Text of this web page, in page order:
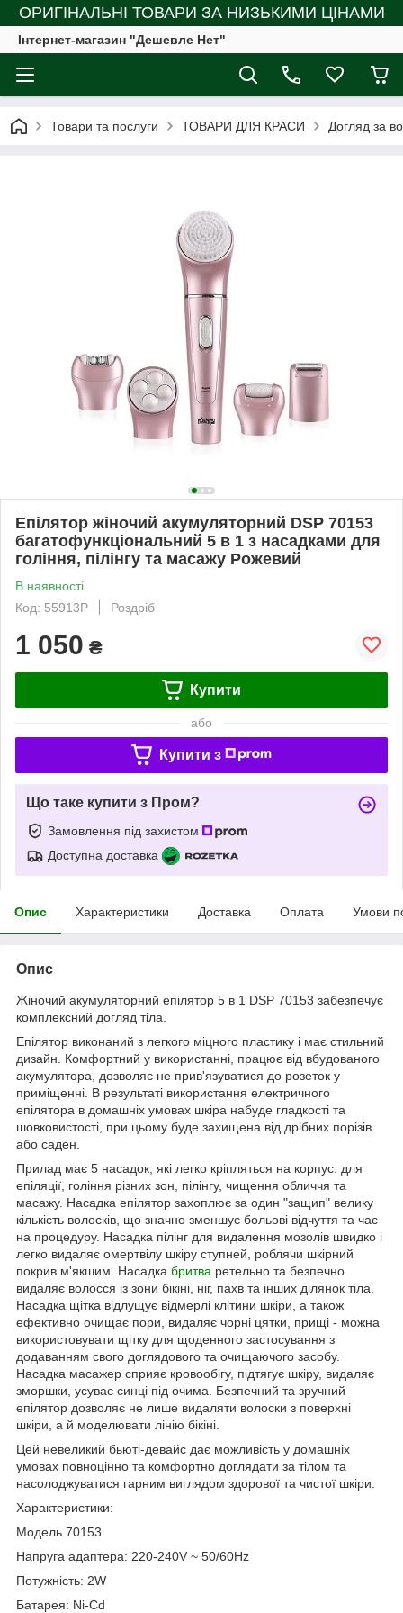
ОРИГІНАЛЬНІ ТОВАРИ ЗА НИЗЬКИМИ ЦІНАМИ
Інтернет-магазин "Дешевле Нет"
Товари та послуги ТОВАРИ ДЛЯ КРАСИ Догляд за
Епілятор жіночий акумуляторний DSP 70153
багатофункціональний 5 в 1 з насадками для
гоління, пілінгу та масажу Рожевий
В наявності
Код: 55913P
Роздріб
1 050 ₴
Купити
або
Купити з
Що таке купити з Пром?
Замовлення під захистом
Доступна доставка
Опис Характеристики Доставка Оплата Умови
Опис
Жіночий акумуляторний епілятор 5 в 1 DSP 70153 забезпечує
комплексний догляд тіла.
Епілятор виконаний з легкого міцного пластику і має стильний
дизайн. Комфортний у використанні, працює від вбудованого
акумулятора, дозволяє не прив'язуватися до розеток у
приміщенні. В результаті використання електричного
епілятора в домашніх умовах шкіра набуде гладкості та
шовковистості, при цьому буде захищена від дрібних порізів
або саден.
Прилад має 5 насадок, які легко кріпляться на корпус: для
епіляції, гоління різних зон, пілінгу, чищення обличчя та
масажу. Насадка епілятор захоплює за один "защип" велику
кількість волосків, що значно зменшує больові відчуття та час
на процедуру. Насадка пілінг для видалення мозолів швидко і
легко видаляє омертвілу шкіру ступней, роблячи шкірний
покрив м'якшим. Насадка бритва ретельно та безпечно
видаляє волосся із зони бікіні, ніг, пахв та інших ділянок тіла.
Насадка щітка відлущує відмерлі клітини шкіри, а також
ефективно очищає пори, видаляє чорні цятки, прищі - можна
використовувати щітку для щоденного застосування з
додаванням свого доглядового та очищаючого засобу.
Насадка масажер сприяє кровообігу, підтягує шкіру, видаляє
зморшки, усуває синці під очима. Безпечний та зручний
епілятор дозволяє не лише видаляти волоски з поверхні
шкіри, а й моделювати лінію бікіні.
Цей невеликий бьюті-девайс дає можливість у домашніх
умовах повноцінно та комфортно доглядати за тілом та
насолоджуватися гарним виглядом здорової та чистої шкіри.
Характеристики:
Модель 70153
Напруга адаптера: 220-240V ~ 50/60Hz
Потужність: 2W
Батарея: Ni-Cd